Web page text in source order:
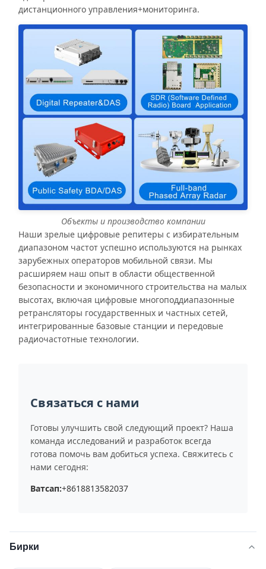
дистанционного управления+мониторинга.
Объекты и производство компании
Наши зрелые цифровые репитеры с избирательным
диапазоном частот успешно используются на рынках
зарубежных операторов мобильной связи. Мы
расширяем наш опыт в области общественной
безопасности и экономичного строительства на малых
высотах, включая цифровые многоподдиапазонные
ретрансляторы государственных и частных сетей,
интегрированные базовые станции и передовые
радиочастотные технологии.
Связаться с нами
Готовы улучшить свой следующий проект? Наша
команда исследований и разработок всегда
готова помочь вам добиться успеха. Свяжитесь с
нами сегодня:
Ватсап:+8618813582037
Бирки